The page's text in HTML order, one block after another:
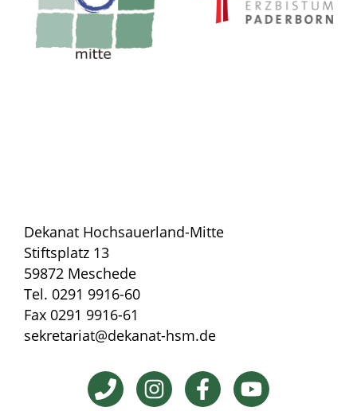
Dekanat Hochsauerland-Mitte
Stiftsplatz 13
59872 Meschede
Tel. 0291 9916-60
Fax 0291 9916-61
sekretariat@dekanat-hsm.de